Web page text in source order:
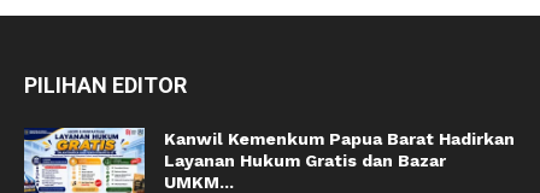
PILIHAN EDITOR
Kanwil Kemenkum Papua Barat Hadirkan
Layanan Hukum Gratis dan Bazar
UMKM...